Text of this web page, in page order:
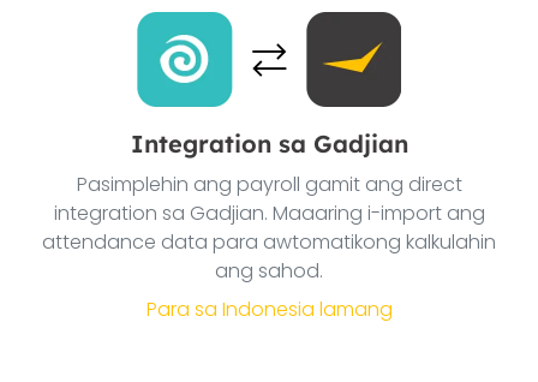
Integration sa Gadjian
Pasimplehin ang payroll gamit ang direct
integration sa Gadjian. Maaaring i-import ang
attendance data para awtomatikong kalkulahin
ang sahod.
Para sa Indonesia lamang